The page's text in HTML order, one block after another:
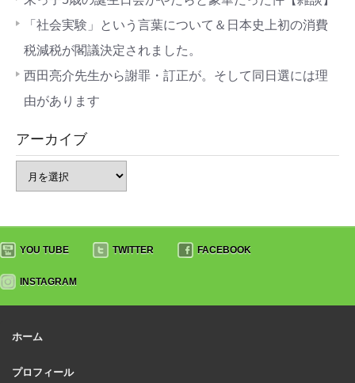
「社会実験」という言葉について＆日本史上初の消費
税減税が閣議決定されました。
西田亮介先生から謝罪・訂正が。そして同日選には理
由があります
アーカイブ
YOU TUBE TWITTER FACEBOOK
INSTAGRAM
ホーム
プロフィール